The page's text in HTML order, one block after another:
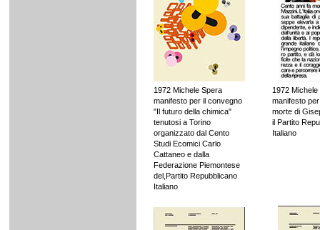
1972 Michele Spera
manifesto per il convegno
"Il futuro della chimica"
tenutosi a Torino
organizzato dal Cento
Studi Ecomici Carlo
Cattaneo e dalla
Federazione Piemontese
del,Partito Repubblicano
Italiano
1972 Michele
manifesto
morte di
il Partito
Italiano